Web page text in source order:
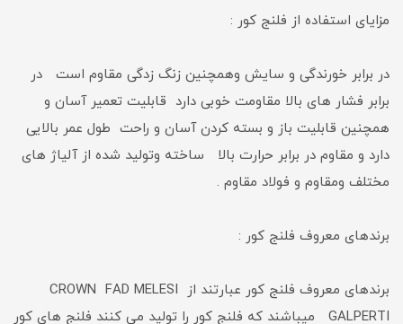
مزایای استفاده از فلنج کور :
در برابر خورندگی و سایش وهمچنین زنگ زدگی مقاوم است در
برابر فشار های بالا مقاومت خوبی دارد قابلیت تعمیر آسان و
همچنین قابلیت باز و بسته کردن آسان و راحت طول عمر بالایی
دارد و مقاوم در برابر حرارت بالا ساخته وتولید شده از آلیاژ های
مختلف ومقاوم و فولاد مقاوم .
برندهای معروف فلنج کور :
برندهای معروف فلنج کور عبارتند از CROWN FAD MELESI
GALPERTI میباشند که فلنج کور را تولید می کنند فلنج های کور